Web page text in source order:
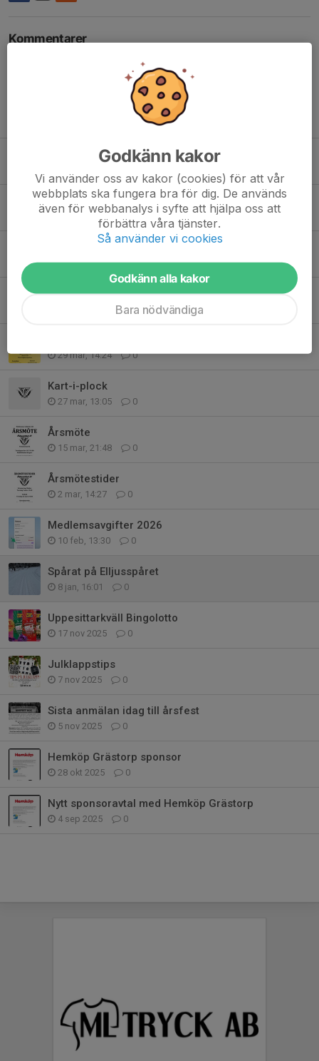
Kommentarer
ÅRSFEST 2026
14 jul, 12:03 0
Loppmarknad imorgon
26 jun, 16:36 0
Nu drar vi igång 2026
0
29 mar, 14:24 0
Kart-i-plock
27 mar, 13:05 0
Årsmöte
15 mar, 21:48 0
Årsmötestider
2 mar, 14:27 0
Medlemsavgifter 2026
10 feb, 13:30 0
Spårat på Elljusspåret
8 jan, 16:01 0
Uppesittarkväll Bingolotto
17 nov 2025 0
Julklappstips
7 nov 2025 0
Sista anmälan idag till årsfest
5 nov 2025 0
Hemköp Grästorp sponsor
28 okt 2025 0
Nytt sponsoravtal med Hemköp Grästorp
4 sep 2025 0
Godkänn kakor
Vi använder oss av kakor (cookies) för att vår
webbplats ska fungera bra för dig. De används
även för webbanalys i syfte att hjälpa oss att
förbättra våra tjänster.
Så använder vi cookies
Godkänn alla kakor
Bara nödvändiga